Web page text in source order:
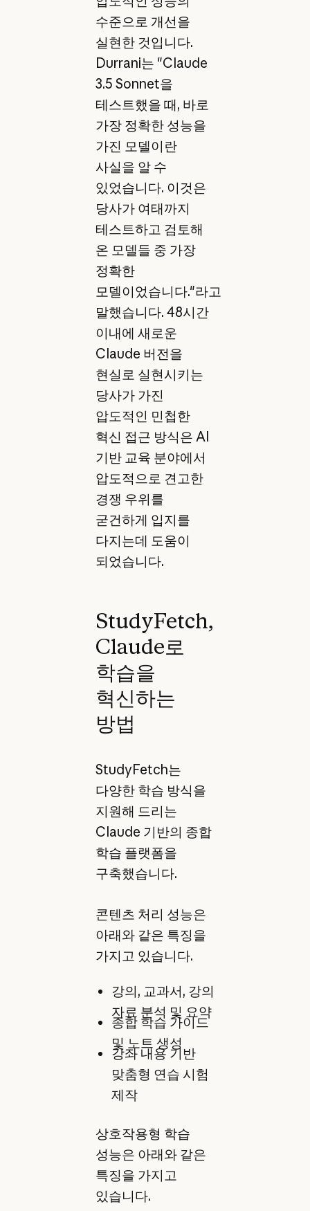
수준으로 개선을
실현한 것입니다.
Durrani는 "Claude
3.5 Sonnet을
테스트했을 때, 바로
가장 정확한 성능을
가진 모델이란
사실을 알 수
있었습니다. 이것은
당사가 여태까지
테스트하고 검토해
온 모델들 중 가장
정확한
모델이었습니다."라고
말했습니다. 48시간
이내에 새로운
Claude 버전을
현실로 실현시키는
당사가 가진
압도적인 민첩한
혁신 접근 방식은 AI
기반 교육 분야에서
압도적으로 견고한
경쟁 우위를
굳건하게 입지를
다지는데 도움이
되었습니다.
StudyFetch,
Claude로
학습을
혁신하는
방법
StudyFetch는
다양한 학습 방식을
지원해 드리는
Claude 기반의 종합
학습 플랫폼을
구축했습니다.
콘텐츠 처리 성능은
아래와 같은 특징을
가지고 있습니다.
강의, 교과서, 강의
자료 분석 및 요약
종합 학습 가이드
및 노트 생성
강좌 내용 기반
맞춤형 연습 시험
제작
상호작용형 학습
성능은 아래와 같은
특징을 가지고
있습니다.